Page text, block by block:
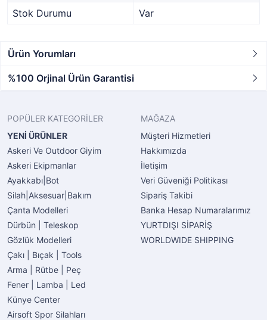
Stok Durumu
Var
Ürün Yorumları
%100 Orjinal Ürün Garantisi
POPÜLER KATEGORİLER
YENİ ÜRÜNLER
Askeri Ve Outdoor Giyim
Askeri Ekipmanlar
Ayakkabı|Bot
Silah|Aksesuar|Bakım
Çanta Modelleri
Dürbün | Teleskop
Gözlük Modelleri
Çakı | Bıçak | Tools
Arma | Rütbe | Peç
Fener | Lamba | Led
Künye Center
Airsoft Spor Silahları
MAĞAZA
Müşteri Hizmetleri
Hakkımızda
İletişim
Veri Güveniği Politikası
Sipariş Takibi
Banka Hesap Numaralarımız
YURTDIŞI SİPARİŞ
WORLDWIDE SHIPPING